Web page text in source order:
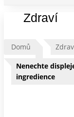
Zdraví
Domů
Nenechte
ingredience